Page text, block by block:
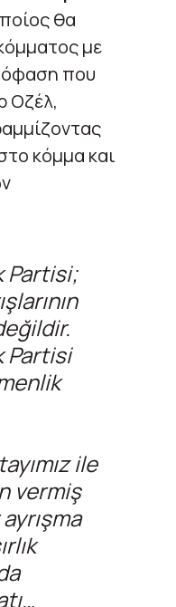
θα
με
που
Οζέλ,
κόμμα και
Partisi;
Partisi
ile
vermiş